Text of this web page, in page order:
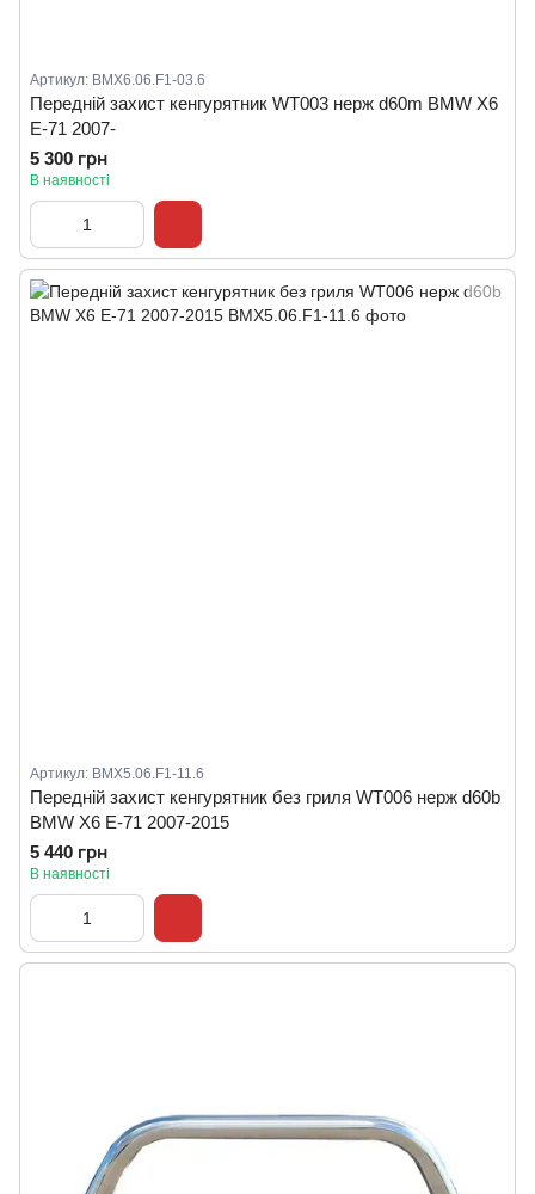
Артикул: BMX6.06.F1-03.6
Передній захист кенгурятник WT003 нерж d60m BMW X6
E-71 2007-
5 300 грн
В наявності
Артикул: BMX5.06.F1-11.6
Передній захист кенгурятник без гриля WT006 нерж d60b
BMW X6 E-71 2007-2015
5 440 грн
В наявності